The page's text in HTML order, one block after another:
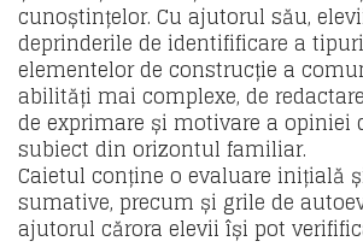
cunoștințelor. Cu ajutorul său,
deprinderile de identifificare a
elementelor de construcție a
abilități mai complexe, de
de exprimare și motivare a opiniei
subiect din orizontul familiar.
Caietul conține o evaluare inițială
sumative, precum și grile de
ajutorul cărora elevii își pot